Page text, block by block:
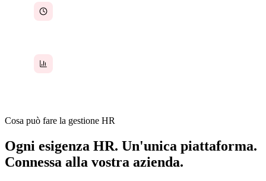
Cosa può fare la gestione HR
Ogni esigenza HR. Un'unica piattaforma.
Connessa alla vostra azienda.